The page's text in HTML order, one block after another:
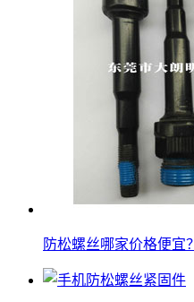
防松螺丝哪家价格便宜？